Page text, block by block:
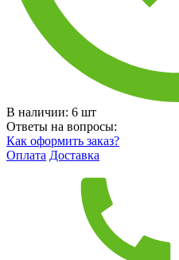
В наличии: 6 шт
Ответы на вопросы:
Как оформить заказ?
Оплата Доставка